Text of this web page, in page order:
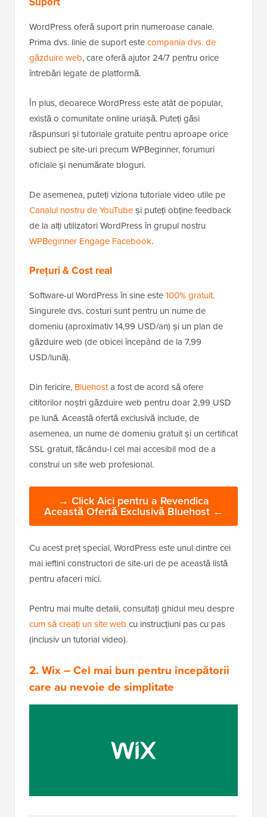
WordPress oferă suport prin numeroase canale.
Prima dvs. linie de suport estecompania dvs. de
găzduire web, care oferă ajutor 24/7 pentru orice
întrebări legate de platformă.
În plus, deoarece WordPress este atât de popular,
există o comunitate online uriașă. Puteți găsi
răspunsuri și tutoriale gratuite pentru aproape orice
subiect pe site-uri precum WPBeginner, forumuri
oficiale și nenumărate bloguri.
De asemenea, puteți viziona tutoriale video utile pe
Canalul nostru de YouTubeși puteți obține feedback
de la alți utilizatori WordPress în grupul nostru
WPBeginner Engage Facebook.
Prețuri & Cost real
Software-ul WordPress în sine este100% gratuit.
Singurele dvs. costuri sunt pentru un nume de
domeniu (aproximativ 14,99 USD/an) și un plan de
găzduire web (de obicei începând de la 7,99
USD/lună).
Din fericire, Bluehosta fost de acord să ofere
cititorilor noștri găzduire web pentru doar 2,99 USD
pe lună. Această ofertă exclusivă include, de
asemenea, un nume de domeniu gratuit și un certificat
SSL gratuit, făcându-l cel mai accesibil mod de a
construi un site web profesional.
→ Click Aici pentru a Revendica
Această Ofertă Exclusivă Bluehost ←
Cu acest preț special, WordPress este unul dintre cei
mai ieftini constructori de site-uri de pe această listă
pentru afaceri mici.
Pentru mai multe detalii, consultați ghidul meu despre
cum să creați un site web cu instrucțiuni pas cu pas
(inclusiv un tutorial video).
2. Wix– Cel mai bun pentru începătorii
care au nevoie de simplitate